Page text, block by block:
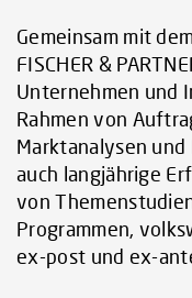
Gemeinsam mit
FISCHER &
Unternehmen und
Rahmen von
Marktanalysen
auch langjährige
von
Programmen,
ex-post und ex-